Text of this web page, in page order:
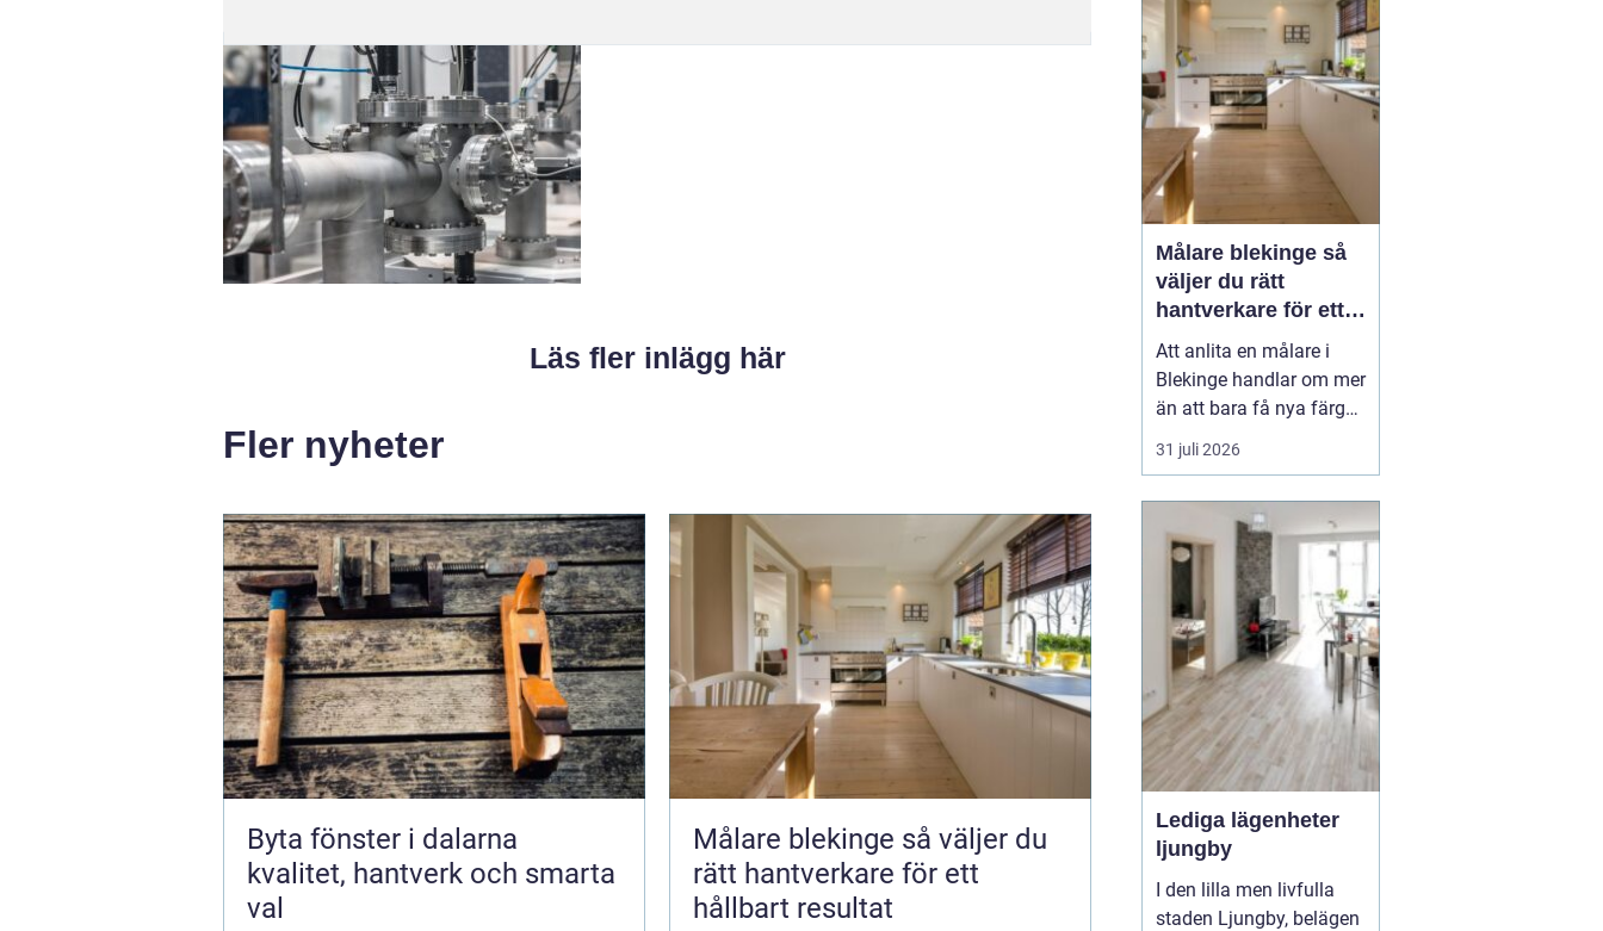
Läs fler inlägg här
Fler nyheter
Byta fönster i dalarna
kvalitet, hantverk och smarta
val
Målare blekinge så väljer du
rätt hantverkare för ett
hållbart resultat
kombinera bättre
energiprestanda med
klassisk karaktär,
oavsett om huset lig...
Målare blekinge så
väljer du rätt
hantverkare för ett
hållbart resultat
Att anlita en målare i
Blekinge handlar om mer
än att bara få nya färger
på väggarna. En skicklig
målare kan förvandla ett
hem, skydda fasaden
mot väder och vind och
höja värdet på hela
fastigheten. Samtidigt
innebär fel v...
31 juli 2026
Lediga lägenheter
ljungby
I den lilla men livfulla
staden Ljungby, belägen